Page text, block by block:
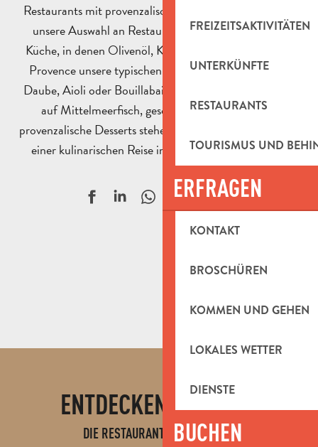
FREIZEITSAKTIVITÄTEN
UNTERKÜNFTE
RESTAURANTS
TOURISMUS UND
ERFRAGEN
KONTAKT
BROSCHÜREN
KOMMEN UND GEHEN
LOKALES WETTER
DIENSTE
BUCHEN
Restaurants mit provenzalischer Küche: Entdecken Sie
unsere Auswahl an Restaurants mit provenzalischer
Küche, in denen Olivenöl, Knoblauch und Kräuter der
Provence unsere typischen Gerichte wie Ratatouille,
Daube, Aioli oder Bouillabaisse verfeinern. Ob Sie nun
auf Mittelmeerfisch, geschmortes Gemüse oder
provenzalische Desserts stehen, diese Tische laden Sie zu
einer kulinarischen Reise ins Herz der Provence ein.
Ajouter aux
Tabac bar restaurant Le Beaudinard
L'Inattendu By l'Occitan
ENTDECKEN SIE AUCH
DIE RESTAURANTS DES GEBIETS